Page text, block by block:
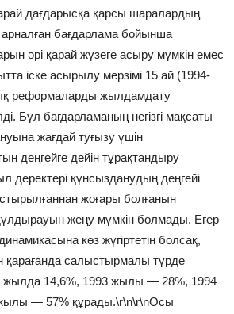
дағдарысқа қарсы шаралардың
бағдарлама бойынша
әрі қарай жүзеге асыру мүмкін емес
іске асырылу мерзімі 15 ай (1994-
реформаларды жылдамдату
Бұл багдарламаның негізгі мақсаты
жағдай туғызу үшін
деңгейге дейін тұрақтандыру
деректері қүнсызданудың деңгейі
жоғары болғанын
қүлдырауын жеңу мүмкін болмады. Егер
көз жүгіртетін болсақ,
қарағанда салыстырмалы түрде
жылда 14,6%, 1993 жылы — 28%, 1994
— 57% құрады.\r\n\r\nОсы